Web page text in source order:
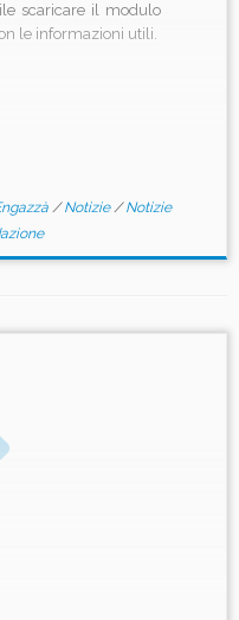
scaricare il modulo
le informazioni utili.
/Notizie/Notizie